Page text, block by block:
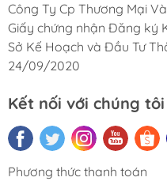
Công Ty Cp Thương Mại
Giấy chứng nhận Đăng ký
Sở Kế Hoạch và Đầu Tư
24/09/2020
Kết nối với chúng tôi
Phương thức thanh toán